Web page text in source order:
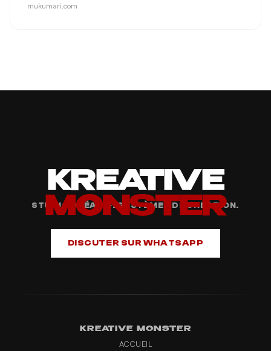
mukumari.com
KREATIVE
MONSTER
STUDIO CRÉATIF. SYSTÈMES DE CRÉATION.
DISCUTER SUR WHATSAPP
KREATIVE MONSTER
ACCUEIL